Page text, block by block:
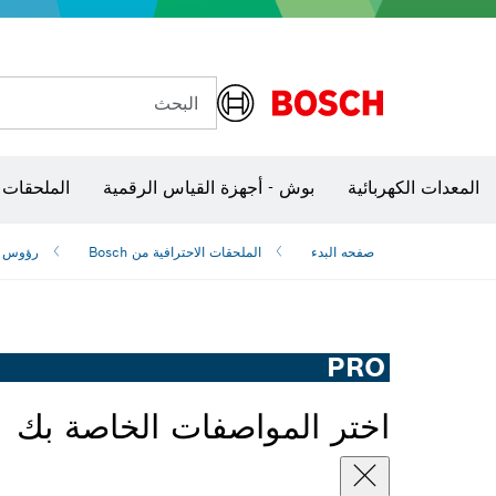
البحث
المعدات الكهربائية بوش - أجهزة القياس الرقمية
صفحه البدء الملحقات الاحترافية من Bosch رؤوس
PRO
اختر المواصفات الخاصة بك